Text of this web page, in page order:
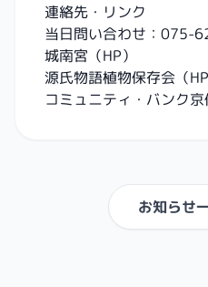
連絡先・リンク
当日問い合わせ：075-
城南宮（HP）
源氏物語植物保存会（HP
コミュニティ・バンク京
お知らせ